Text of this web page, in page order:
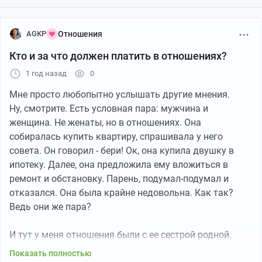
рождения. Ну, вот такое место со своими хитростями.
И получаем, что она старше на 5 лет, чем
представлялась. Свидание закончилось, везем домой.
Мы же джентльмены. У дома ночью хотим поцеловать
щечку. Нахрен мне это нужно? Делаешь намек, что так
не пойдет - опять отвернутое ебало в сторону. Целуй,
но не больше чем в щеку. Ну, ок. Пусть так. Пора ехать
домой.
И вот тут, собственно, суть топика и женского
поведения.
Приезжаешь домой.
а в реале 40?
Ответ: ну, я не хотела в анкете писать реальные
AGKP Отношения
Кто и за что должен платить в отношениях?
1 год назад 0
Мне просто любопытно услышать другие мнения.
Ну, смотрите. Есть условная пара: мужчина и
женщина. Не женаты, но в отношениях. Она
собиралась купить квартиру, спрашивала у него
совета. Он говорил - бери! Ок, она купила двушку в
ипотеку. Далее, она предложила ему вложиться в
ремонт и обстановку. Парень, подумал-подумал и
отказался. Она была крайне недовольна. Как так?
Ведь они же пара?
И тут у меня отношения были с ее сестрой родной.
Сестра ее поддерживала полностью. Ее парня
Показать полностью